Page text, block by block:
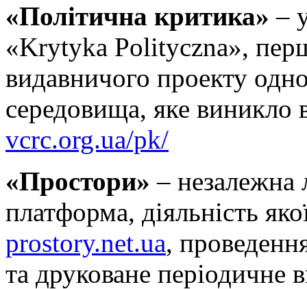
«Політична критика» –
«Krytyka Polityczna»,
видавничого проекту
середовища, яке виникло
vcrc.org.ua/pk/
«Простори» – незалежна
платформа, діяльність
prostory.net.ua,
та друковане періодичне